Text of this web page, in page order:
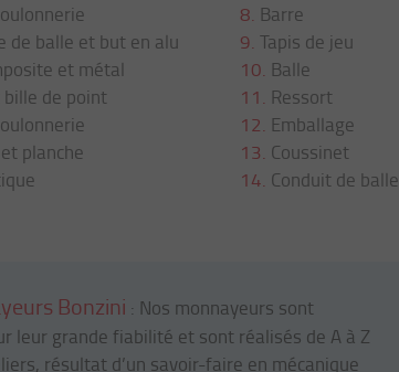
de balle et but en alu
et métal
de point
planche
8. Barre
9. Tapis de jeu
10. Balle
11. Ressort
12. Emballage
13. Coussinet
14. Conduit de balle
Bonzini : Nos monnayeurs sont
leur grande fiabilité et sont réalisés de A à Z
résultat d’un savoir-faire en mécanique